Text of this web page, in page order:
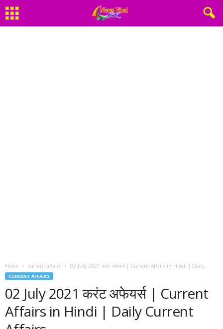
Home current affairs 02 July 2021 करंट अफेयर्स | Current Affairs in Hindi | Daily...
CURRENT AFFAIRS
02 July 2021 करंट अफेयर्स | Current
Affairs in Hindi | Daily Current